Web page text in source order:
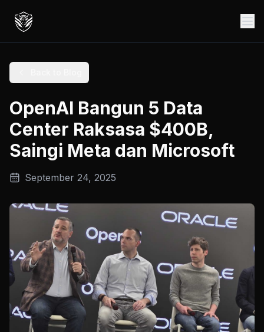
OpenAI Bangun 5 Data
Center Raksasa $400B,
Saingi Meta dan Microsoft
September 24, 2025